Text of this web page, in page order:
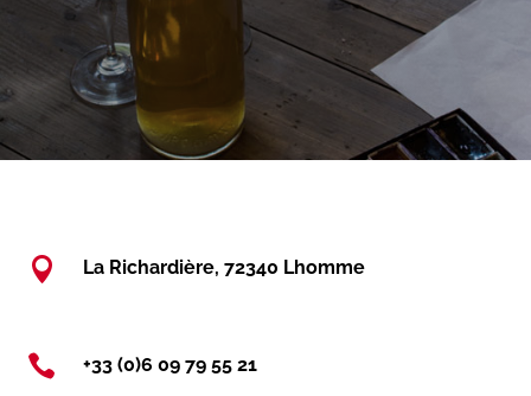
 La Richardière, 72340 Lhomme
 +33 (0)6 09 79 55 21